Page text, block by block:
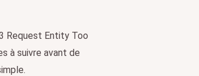
Request Entity Too
à suivre avant de